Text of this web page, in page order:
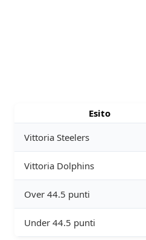
Esito
Vittoria Steelers
Vittoria Dolphins
Over 44.5 punti
Under 44.5 punti